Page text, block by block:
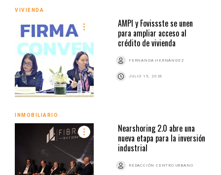
VIVIENDA
AMPI y Fovissste se unen
para ampliar acceso al
crédito de vivienda
FERNANDA HERNÁNDEZ
JULIO 15, 2026
INMOBILIARIO
Nearshoring 2.0 abre una
nueva etapa para la inversión
industrial
REDACCIÓN CENTRO URBANO